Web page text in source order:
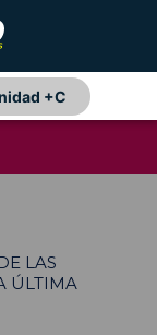
+C
LAS
ÚLTIMA